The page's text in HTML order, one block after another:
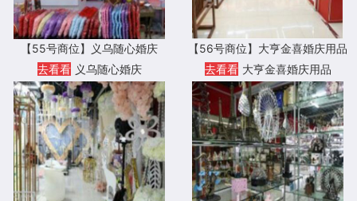
【55号商位】义乌随心婚庆
去看看 义乌随心婚庆
【56号商位】大亨金喜婚庆用品
去看看 大亨金喜婚庆用品